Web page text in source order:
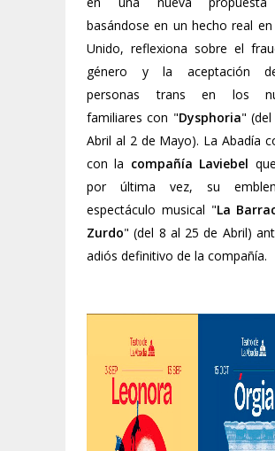
basándose en un hecho real en
Unido, reflexiona sobre el
género y la aceptación
personas trans en los
familiares con "Dysphoria"
Abril al 2 de Mayo). La Abadía
con la compañía Laviebel
por última vez, su
espectáculo musical "La
Zurdo" (del 8 al 25 de Abril)
adiós definitivo de la compañía.